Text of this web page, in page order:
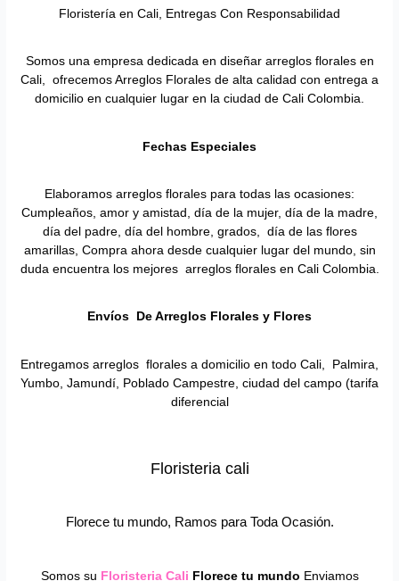
Floristería en Cali, Entregas Con Responsabilidad
Somos una empresa dedicada en diseñar arreglos florales en
Cali, ofrecemos Arreglos Florales de alta calidad con entrega a
domicilio en cualquier lugar en la ciudad de Cali Colombia.
Fechas Especiales
Elaboramos arreglos florales para todas las ocasiones:
Cumpleaños, amor y amistad, día de la mujer, día de la madre,
día del padre, día del hombre, grados, día de las flores
amarillas, Compra ahora desde cualquier lugar del mundo, sin
duda encuentra los mejores arreglos florales en Cali Colombia.
Envíos De Arreglos Florales y Flores
Entregamos arreglos florales a domicilio en todo Cali, Palmira,
Yumbo, Jamundí, Poblado Campestre, ciudad del campo (tarifa
diferencial
Floristeria cali
Florece tu mundo, Ramos para Toda Ocasión.
Somos su Floristeria Cali Florece tu mundo Enviamos